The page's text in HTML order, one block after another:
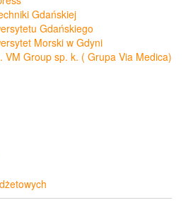
Gdańskiej
Gdańskiego
Morski w Gdyni
VM Group sp. k. ( Grupa Via Medica)